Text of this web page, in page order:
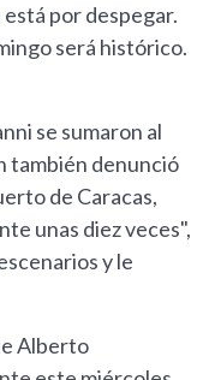
está por despegar.
será histórico.
se sumaron al
también denunció
de Caracas,
unas diez veces",
y le
Alberto